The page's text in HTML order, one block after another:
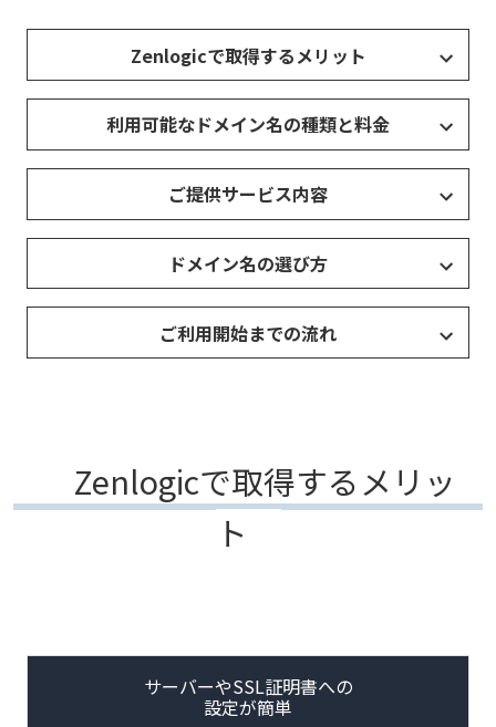
Zenlogicで取得するメリット
利用可能なドメイン名の種類と料金
ご提供サービス内容
ドメイン名の選び方
ご利用開始までの流れ
Zenlogicで取得するメリッ
ト
サーバーやSSL証明書への
設定が簡単